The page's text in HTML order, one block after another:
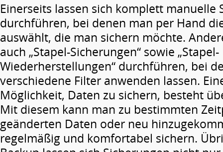
Einerseits lassen sich komplett manuelle
durchführen, bei denen man per Hand
auswählt, die man sichern möchte.
auch „Stapel-Sicherungen“ sowie „Stapel-
Wiederherstellungen“ durchführen, bei
verschiedene Filter anwenden lassen.
Möglichkeit, Daten zu sichern, besteht
Mit diesem kann man zu bestimmten
geänderten Daten oder neu
regelmäßig und komfortabel sichern.